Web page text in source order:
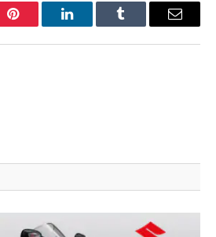
Pinterest LinkedInTumblr Email